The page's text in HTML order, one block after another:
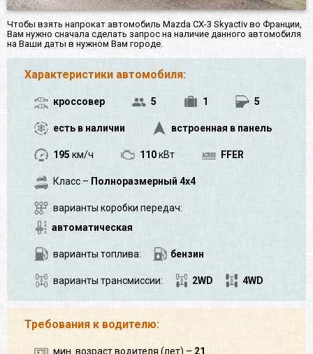
Чтобы взять напрокат автомобиль Mazda CX-3 Skyactiv во Франции,
Вам нужно сначала сделать запрос на наличие данного автомобиля
на Ваши даты в нужном Вам городе.
Характеристики автомобиля:
кроссовер 5 1 5
есть в наличии встроенная в панель
195км/ч 110кВт FFER
Класс – Полноразмерный 4x4
варианты коробки передач:
автоматическая
варианты топлива: бензин
варианты трансмиссии: 2WD 4WD
Требования к водителю:
мин. возраст водителя (лет) – 21